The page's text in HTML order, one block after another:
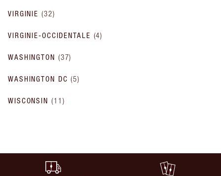
VIRGINIE (32)
VIRGINIE-OCCIDENTALE (4)
WASHINGTON (37)
WASHINGTON DC (5)
WISCONSIN (11 )